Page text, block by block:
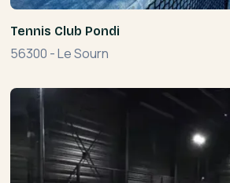
Tennis Club Pondi
56300 -Le Sourn